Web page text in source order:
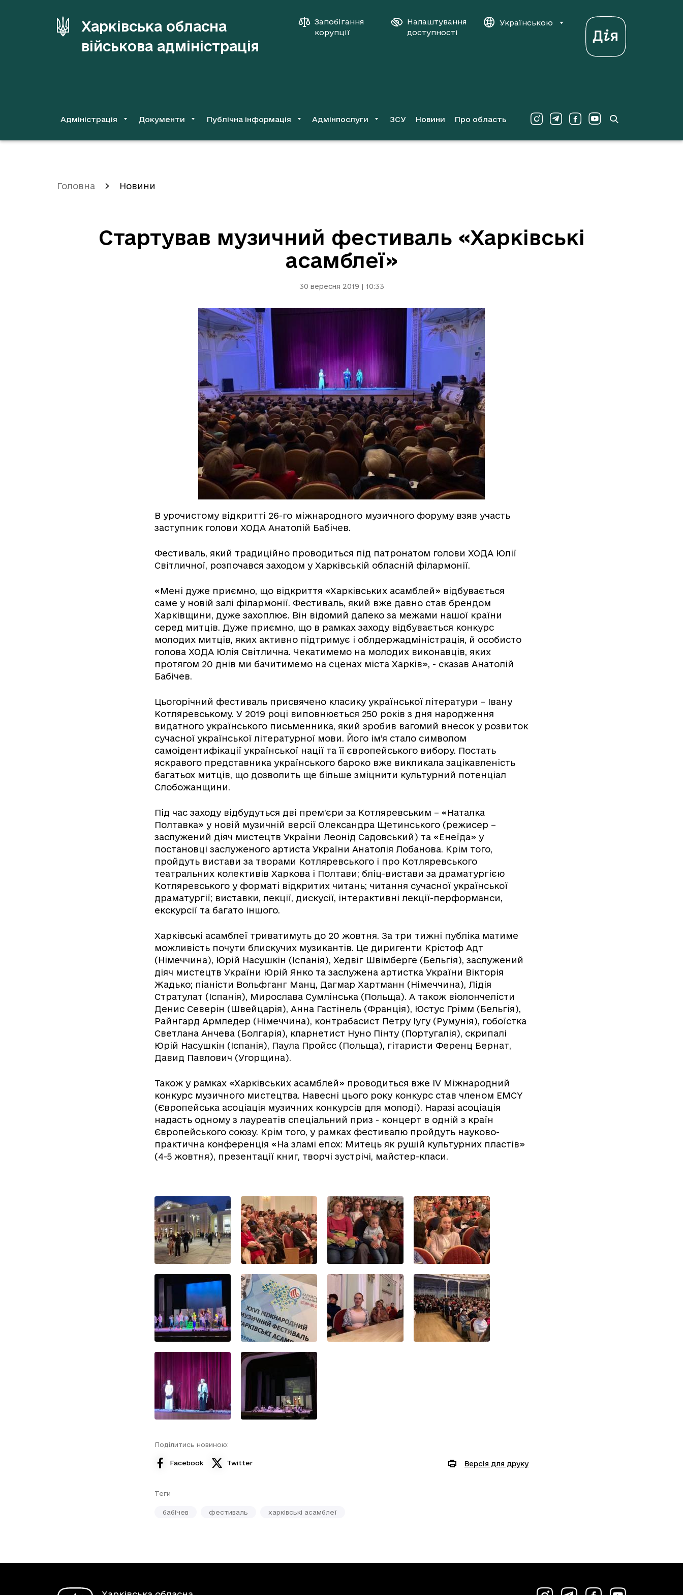
Харківська обласна
військова адміністрація
Запобігання
корупції
Налаштування
доступності
Українською
Адміністрація Документи Публічна інформація Адмінпослуги ЗСУ Новини Про область
Головна Новини
Стартував музичний фестиваль «Харківські
асамблеї»
30 вересня 2019 | 10:33
В урочистому відкритті 26-го міжнародного музичного форуму взяв участь
заступник голови ХОДА Анатолій Бабічев.
Фестиваль, який традиційно проводиться під патронатом голови ХОДА Юлії
Світличної, розпочався заходом у Харківській обласній філармонії.
«Мені дуже приємно, що відкриття «Харківських асамблей» відбувається
саме у новій залі філармонії. Фестиваль, який вже давно став брендом
Харківщини, дуже захоплює. Він відомий далеко за межами нашої країни
серед митців. Дуже приємно, що в рамках заходу відбувається конкурс
молодих митців, яких активно підтримує і облдержадміністрація, й особисто
голова ХОДА Юлія Світлична. Чекатимемо на молодих виконавців, яких
протягом 20 днів ми бачитимемо на сценах міста Харків», - сказав Анатолій
Бабічев.
Цьогорічний фестиваль присвячено класику української літератури – Івану
Котляревському. У 2019 році виповнюється 250 років з дня народження
видатного українського письменника, який зробив вагомий внесок у розвиток
сучасної української літературної мови. Його ім’я стало символом
самоідентифікації української нації та її європейського вибору. Постать
яскравого представника українського бароко вже викликала зацікавленість
багатьох митців, що дозволить ще більше зміцнити культурний потенціал
Слобожанщини.
Під час заходу відбудуться дві прем’єри за Котляревським – «Наталка
Полтавка» у новій музичній версії Олександра Щетинського (режисер –
заслужений діяч мистецтв України Леонід Садовський) та «Енеїда» у
постановці заслуженого артиста України Анатолія Лобанова. Крім того,
пройдуть вистави за творами Котляревського і про Котляревського
театральних колективів Харкова і Полтави; бліц-вистави за драматургією
Котляревського у форматі відкритих читань; читання сучасної української
драматургії; виставки, лекції, дискусії, інтерактивні лекції-перформанси,
екскурсії та багато іншого.
Харківські асамблеї триватимуть до 20 жовтня. За три тижні публіка матиме
можливість почути блискучих музикантів. Це диригенти Крістоф Адт
(Німеччина), Юрій Насушкін (Іспанія), Хедвіг Швімберге (Бельгія), заслужений
діяч мистецтв України Юрій Янко та заслужена артистка України Вікторія
Жадько; піаністи Вольфганг Манц, Дагмар Хартманн (Німеччина), Лідія
Стратулат (Іспанія), Мирослава Сумлінська (Польща). А також віолончелісти
Денис Северін (Швейцарія), Анна Гастінель (Франція), Юстус Грімм (Бельгія),
Райнгард Армледер (Німеччина), контрабасист Петру Іугу (Румунія), гобоїстка
Светлана Анчева (Болгарія), кларнетист Нуно Пінту (Португалія), скрипалі
Юрій Насушкін (Іспанія), Паула Пройсс (Польща), гітаристи Ференц Бернат,
Давид Павлович (Угорщина).
Також у рамках «Харківських асамблей» проводиться вже IV Міжнародний
конкурс музичного мистецтва. Навесні цього року конкурс став членом EMCY
(Європейська асоціація музичних конкурсів для молоді). Наразі асоціація
надасть одному з лауреатів спеціальний приз - концерт в одній з країн
Європейського союзу. Крім того, у рамках фестивалю пройдуть науково-
практична конференція «На зламі епох: Митець як рушій культурних пластів»
(4-5 жовтня), презентації книг, творчі зустрічі, майстер-класи.
Поділитись новиною:
Facebook Twitter Версія для друку
Теги
бабічев фестиваль харківські асамблеї